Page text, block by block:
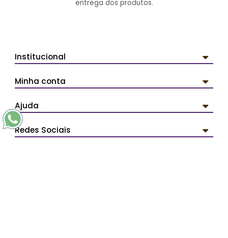
entrega dos produtos.
Institucional
Minha conta
Ajuda
Redes Sociais